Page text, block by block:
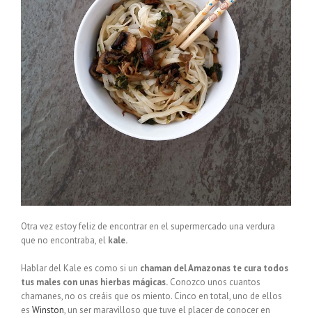
Otra vez estoy feliz de encontrar en el supermercado una verdura
que no encontraba, el kale.
Hablar del Kale es como si un chaman del Amazonas te cura todos
tus males con unas hierbas mágicas. Conozco unos cuantos
chamanes, no os creáis que os miento. Cinco en total, uno de ellos
es Winston, un ser maravilloso que tuve el placer de conocer en